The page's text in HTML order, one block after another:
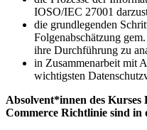
IOSO/IEC 27001
die grundlegenden
Folgenabschätzung
ihre Durchführung zu
in Zusammenarbeit mit
wichtigsten
Absolvent*innen des Kurses
Commerce Richtlinie sind